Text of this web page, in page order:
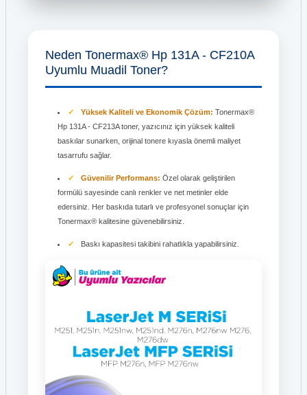
Neden Tonermax® Hp 131A - CF210A
Uyumlu Muadil Toner?
Yüksek Kaliteli ve Ekonomik Çözüm: Tonermax®
Hp 131A - CF213A toner, yazıcınız için yüksek kaliteli
baskılar sunarken, orijinal tonere kıyasla önemli maliyet
tasarrufu sağlar.
Güvenilir Performans: Özel olarak geliştirilen
formülü sayesinde canlı renkler ve net metinler elde
edersiniz. Her baskıda tutarlı ve profesyonel sonuçlar için
Tonermax® kalitesine güvenebilirsiniz.
Baskı kapasitesi takibini rahatlıkla yapabilirsiniz.